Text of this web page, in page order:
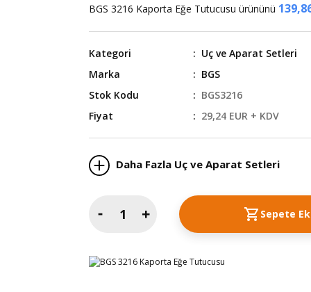
BGS 3216 Kaporta Eğe Tutucusu ürününü
Kategori
Uç ve Aparat Setleri
Marka
BGS
Stok Kodu
BGS3216
Fiyat
29,24 EUR + KDV
Daha Fazla Uç ve Aparat Setleri
Sepete